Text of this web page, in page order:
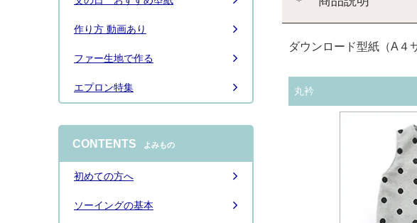
ダウンロード型紙（A４
丸衿
作り方 動画あり
ファー生地で作る
エプロン特集
CONTENTS よみもの
初めての方へ
ソーイングの基本